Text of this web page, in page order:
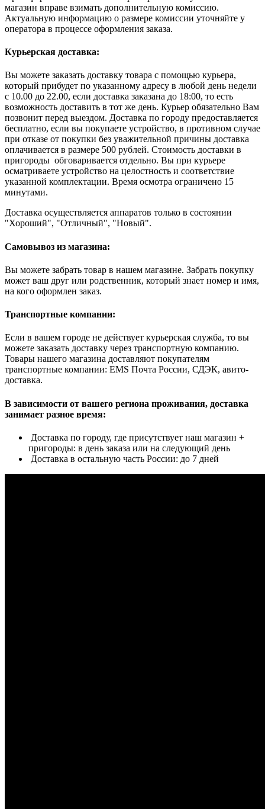
магазин вправе взимать дополнительную комиссию.
Актуальную информацию о размере комиссии уточняйте у
оператора в процессе оформления заказа.
Курьерская доставка:
Вы можете заказать доставку товара с помощью курьера,
который прибудет по указанному адресу в любой день недели
с 10.00 до 22.00, если доставка заказана до 18:00, то есть
возможность доставить в тот же день. Курьер обязательно Вам
позвонит перед выездом. Доставка по городу предоставляется
бесплатно, если вы покупаете устройство, в противном случае
при отказе от покупки без уважительной причины доставка
оплачивается в размере 500 рублей. Стоимость доставки в
пригороды обговаривается отдельно. Вы при курьере
осматриваете устройство на целостность и соответствие
указанной комплектации. Время осмотра ограничено 15
минутами.
Доставка осуществляется аппаратов только в состоянии
"Хороший", "Отличный", "Новый".
Самовывоз из магазина:
Вы можете забрать товар в нашем магазине. Забрать покупку
может ваш друг или родственник, который знает номер и имя,
на кого оформлен заказ.
Транспортные компании:
Если в вашем городе не действует курьерская служба, то вы
можете заказать доставку через транспортную компанию.
Товары нашего магазина доставляют покупателям
транспортные компании: EMS Почта России, СДЭК, авито-
доставка.
В зависимости от вашего региона проживания, доставка
занимает разное время:
Доставка по городу, где присутствует наш магазин +
пригороды: в день заказа или на следующий день
Доставка в остальную часть России: до 7 дней